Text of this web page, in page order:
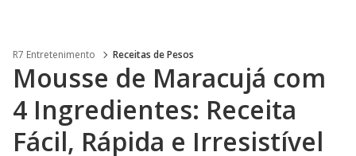
R7 Entretenimento Receitas de Pesos
Mousse de Maracujá com
4 Ingredientes: Receita
Fácil, Rápida e Irresistível